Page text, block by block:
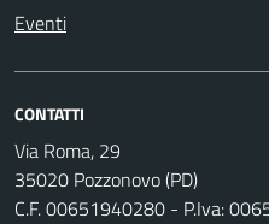
Eventi
CONTATTI
Via Roma, 29
35020 Pozzonovo (PD)
C.F. 00651940280 - P.Iva: